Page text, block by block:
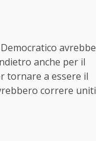
avrebbe
anche per il
tornare a essere il
correre uniti